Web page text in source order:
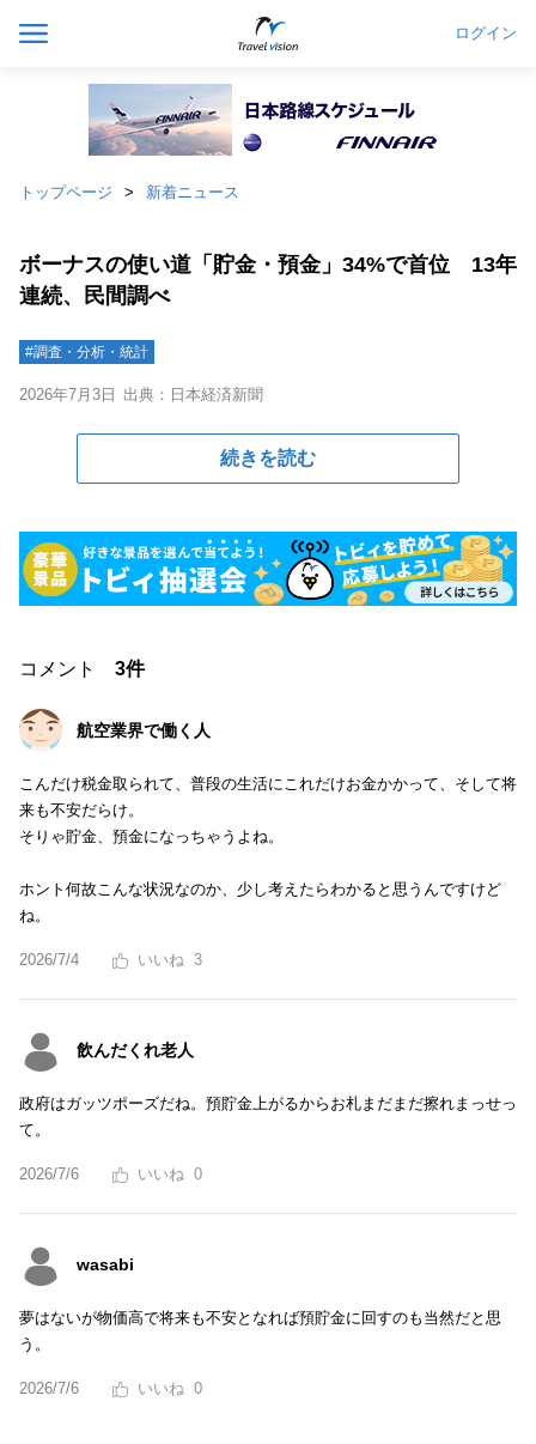
ログイン
トップページ 新着ニュース
ボーナスの使い道「貯金・預金」34%で首位 13年
連続、民間調べ
#調査・分析・統計
2026年7月3日 出典：日本経済新聞
続きを読む
コメント 3件
航空業界で働く人
こんだけ税金取られて、普段の生活にこれだけお金かかって、そして将
来も不安だらけ。
そりゃ貯金、預金になっちゃうよね。
ホント何故こんな状況なのか、少し考えたらわかると思うんですけど
ね。
2026/7/4 3
飲んだくれ老人
政府はガッツポーズだね。預貯金上がるからお札まだまだ擦れまっせっ
て。
2026/7/6 0
wasabi
夢はないが物価高で将来も不安となれば預貯金に回すのも当然だと思
う。
2026/7/6 0